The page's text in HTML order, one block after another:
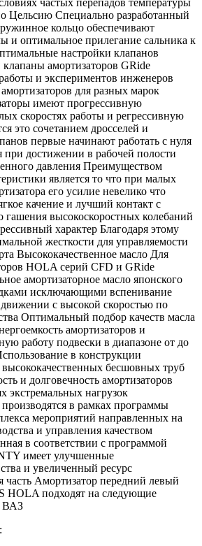
Цельсию Специально разработанный
кольцо обеспечивают
и оптимальное прилегание сальника к
настройки клапанов
амортизаторов GRide
работы и экспериментов инженеров
для разных марок
имеют прогрессивную
скоростях работы и регрессивную
это сочетанием дросселей и
первые начинают работать с нуля
при достижении в рабочей полости
давления Преимуществом
является то что при малых
его усилие невелико что
качение и лучший контакт с
гашения высокоскоростных колебаний
характер Благодаря этому
жесткости для управляемости
Высококачественное масло Для
HOLA серий CFD и GRide
амортизаторное масло японского
исключающими вспенивание
с высокой скоростью по
Оптимальный подбор качеств масла
амортизаторов и
работу подвески в диапазоне от до
в конструкции
высококачественных бесшовных труб
и долговечность амортизаторов
экстремальных нагрузок
в рамках программы
мероприятий направленных на
и управления качеством
в соответствии с программой
имеет улучшенные
и увеличенный ресурс
часть Амортизатор передний левый
HOLA подходят на следующие
ВАЗ